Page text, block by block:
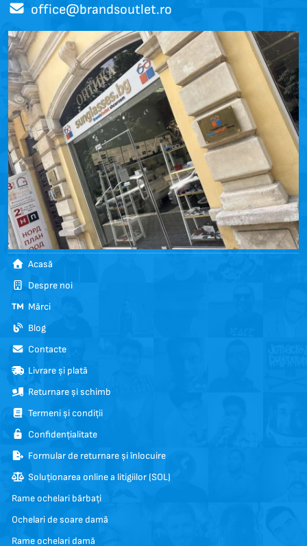
office@brandsoutlet.ro
Acasă
Despre noi
Mărci
Blog
Contacte
Livrare și plată
Returnare și schimb
Termeni și condiții
Confidențialitate
Formular de returnare și înlocuire
Soluționarea online a litigiilor (SOL)
Rame ochelari bărbați
Ochelari de soare damă
Rame ochelari damă